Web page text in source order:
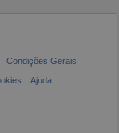
Condições Gerais
Ajuda